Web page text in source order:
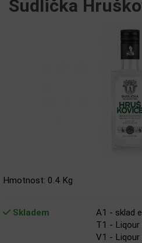
Sudlička
Hmotnost: 0.4 Kg
Skladem
A1 - sklad
T1 - Liqour
V1 - Liqour